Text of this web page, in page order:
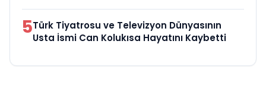
5Türk Tiyatrosu ve Televizyon Dünyasının
Usta İsmi Can Kolukısa Hayatını Kaybetti